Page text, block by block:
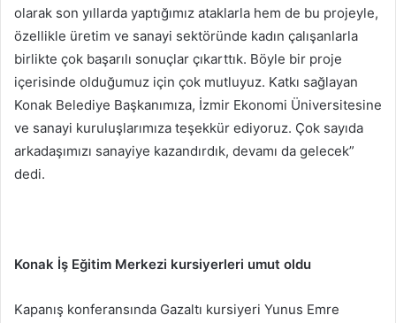
olarak son yıllarda yaptığımız ataklarla hem de bu projeyle,
özellikle üretim ve sanayi sektöründe kadın çalışanlarla
birlikte çok başarılı sonuçlar çıkarttık. Böyle bir proje
içerisinde olduğumuz için çok mutluyuz. Katkı sağlayan
Konak Belediye Başkanımıza, İzmir Ekonomi Üniversitesine
ve sanayi kuruluşlarımıza teşekkür ediyoruz. Çok sayıda
arkadaşımızı sanayiye kazandırdık, devamı da gelecek”
dedi.
Konak İş Eğitim Merkezi kursiyerleri umut oldu
Kapanış konferansında Gazaltı kursiyeri Yunus Emre